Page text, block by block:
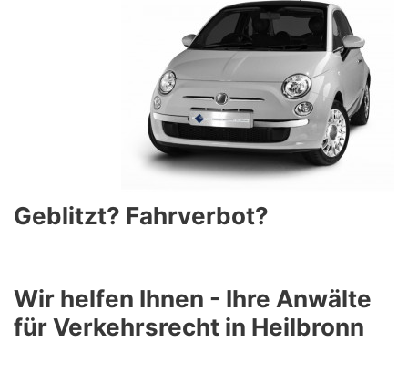
Geblitzt? Fahrverbot?
Wir helfen Ihnen - Ihre Anwälte
für Verkehrsrecht in Heilbronn